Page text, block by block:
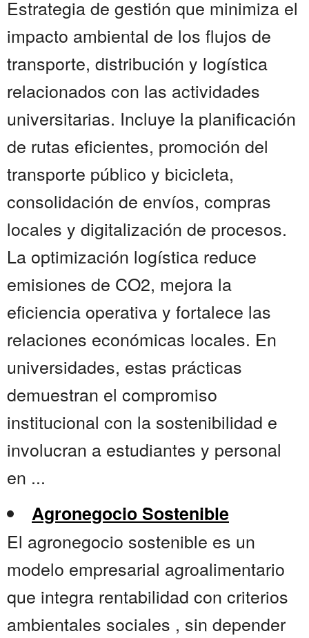
Estrategia de gestión que minimiza el
impacto ambiental de los flujos de
transporte, distribución y logística
relacionados con las actividades
universitarias. Incluye la planificación
de rutas eficientes, promoción del
transporte público y bicicleta,
consolidación de envíos, compras
locales y digitalización de procesos.
La optimización logística reduce
emisiones de CO2, mejora la
eficiencia operativa y fortalece las
relaciones económicas locales. En
universidades, estas prácticas
demuestran el compromiso
institucional con la sostenibilidad e
involucran a estudiantes y personal
en ...
Agronegocio Sostenible
El agronegocio sostenible es un
modelo empresarial agroalimentario
que integra rentabilidad con criterios
ambientales sociales , sin depender